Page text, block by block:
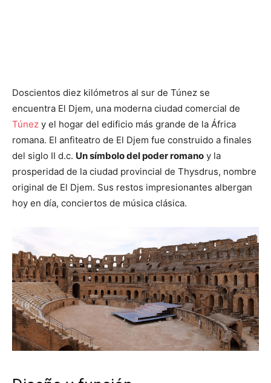
Doscientos diez kilómetros al sur de Túnez se
encuentra El Djem, una moderna ciudad comercial de
Túnez y el hogar del edificio más grande de la África
romana. El anfiteatro de El Djem fue construido a finales
del siglo II d.c. Un símbolo del poder romano y la
prosperidad de la ciudad provincial de Thysdrus, nombre
original de El Djem. Sus restos impresionantes albergan
hoy en día, conciertos de música clásica.